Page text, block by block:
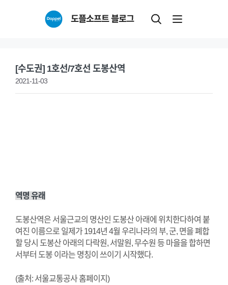
도플소프트 블로그
[수도권] 1호선/7호선 도봉산역
2021-11-03
역명 유래
도봉산역은 서울근교의 명산인 도봉산 아래에 위치한다하여 붙
여진 이름으로 일제가 1914년 4월 우리나라의 부, 군, 면을 폐합
할 당시 도봉산 아래의 다락원, 서말원, 무수원 등 마을을 합하면
서부터 도봉 이라는 명칭이 쓰이기 시작했다.
(출처: 서울교통공사 홈페이지)